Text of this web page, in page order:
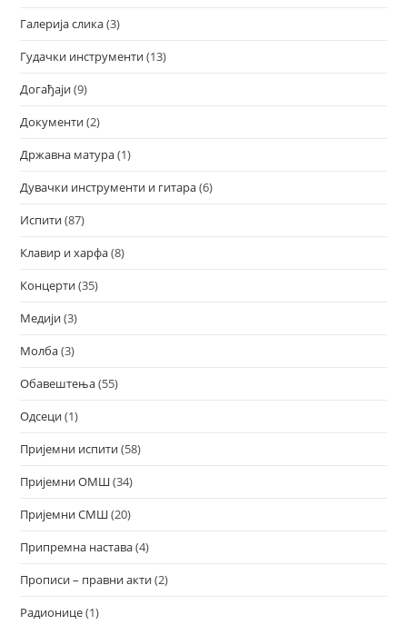
Галерија слика(3)
Гудачки инструменти(13)
Догађаји(9)
Документи(2)
Државна матура(1)
Дувачки инструменти и гитара(6)
Испити(87)
Клавир и харфа(8)
Концерти(35)
Медији(3)
Молба(3)
Обавештења(55)
Одсеци(1)
Пријемни испити(58)
Пријемни ОМШ(34)
Пријемни СМШ(20)
Припремна настава(4)
Прописи – правни акти(2)
Радионице(1)